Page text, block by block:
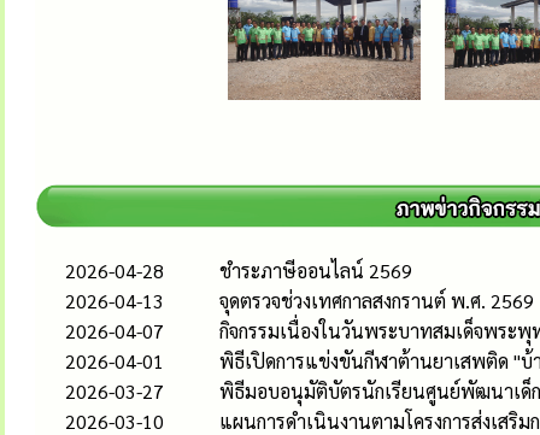
2026-04-28
ชำระภาษีออนไลน์ 2569
2026-04-13
จุดตรวจช่วงเทศกาลสงกรานต์ พ.ศ. 2569
2026-04-07
กิจกรรมเนื่องในวันพระบาทสมเด็จพระ
2026-04-01
พิธีเปิดการแข่งขันกีฬาต้านยาเสพติด "บ้
2026-03-27
พิธีมอบอนุมัติบัตรนักเรียนศูนย์พัฒนาเด็ก
2026-03-10
แผนการดำเนินงานตามโครงการส่งเส